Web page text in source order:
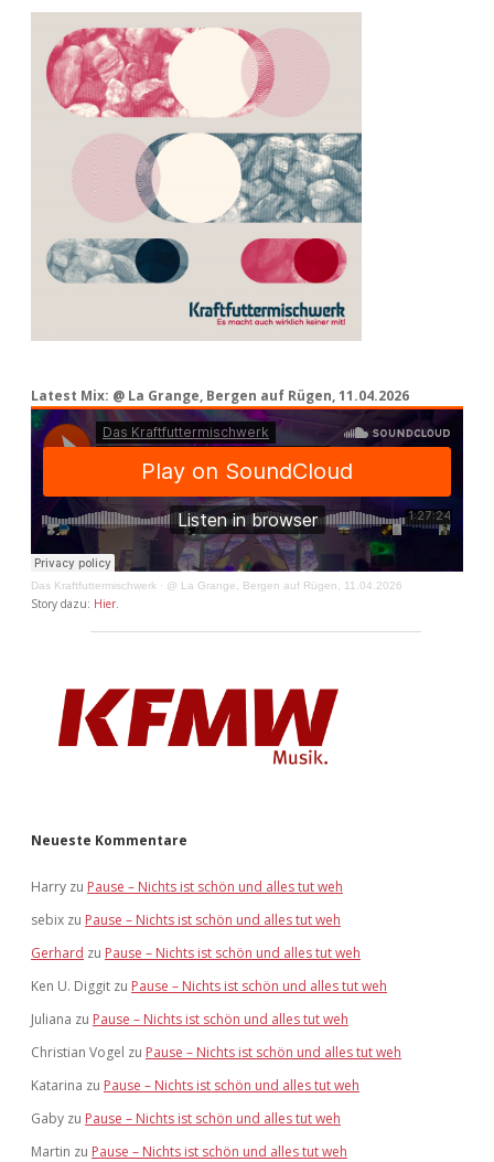
Latest Mix: @ La Grange, Bergen auf Rügen, 11.04.2026
Das Kraftfuttermischwerk · @ La Grange, Bergen auf Rügen, 11.04.2026
Story dazu: Hier
Neueste Kommentare
Harry zu Pause – Nichts ist schön und alles tut weh
sebix zu Pause – Nichts ist schön und alles tut weh
Gerhard zu Pause – Nichts ist schön und alles tut weh
Ken U. Diggit zu Pause – Nichts ist schön und alles tut weh
Juliana zu Pause – Nichts ist schön und alles tut weh
Christian Vogel zu Pause – Nichts ist schön und alles tut weh
Katarina zu Pause – Nichts ist schön und alles tut weh
Gaby zu Pause – Nichts ist schön und alles tut weh
Martin zu Pause – Nichts ist schön und alles tut weh